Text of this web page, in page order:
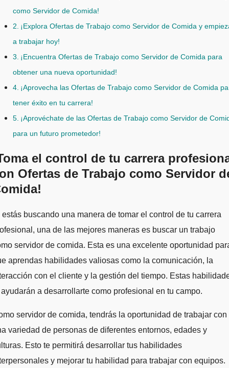
como Servidor de Comida!
¡Explora Ofertas de Trabajo como Servidor de Comida y
a trabajar hoy!
¡Encuentra Ofertas de Trabajo como Servidor de Comida para
obtener una nueva oportunidad!
¡Aprovecha las Ofertas de Trabajo como Servidor de Comida
tener éxito en tu carrera!
¡Aprovéchate de las Ofertas de Trabajo como Servidor de
para un futuro prometedor!
el control de tu carrera
Ofertas de Trabajo como Servidor
una de las mejores maneras es buscar un trabajo
servidor de comida. Esta es una excelente oportunidad
aprendas habilidades valiosas como la comunicación, la
con el cliente y la gestión del tiempo. Estas
a desarrollarte como profesional en tu campo.
servidor de comida, tendrás la oportunidad de trabajar con
variedad de personas de diferentes entornos, edades y
Esto te permitirá desarrollar tus habilidades
y mejorar tu habilidad para trabajar con equipos.